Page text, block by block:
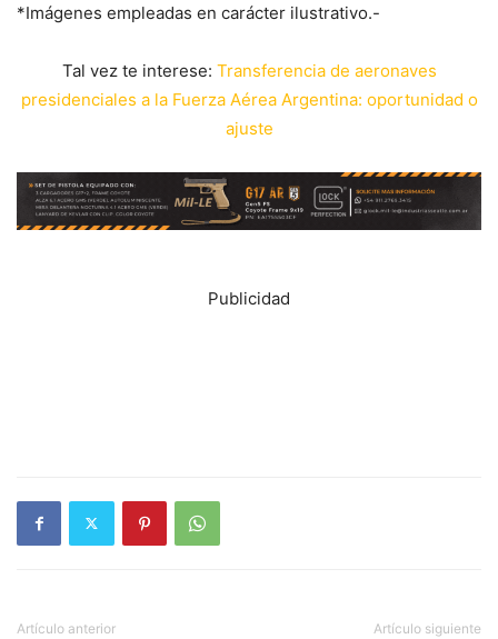
*Imágenes empleadas en carácter ilustrativo.-
Tal vez te interese: Transferencia de aeronaves
presidenciales a la Fuerza Aérea Argentina: oportunidad o
ajuste
Publicidad
Artículo anterior Artículo siguiente